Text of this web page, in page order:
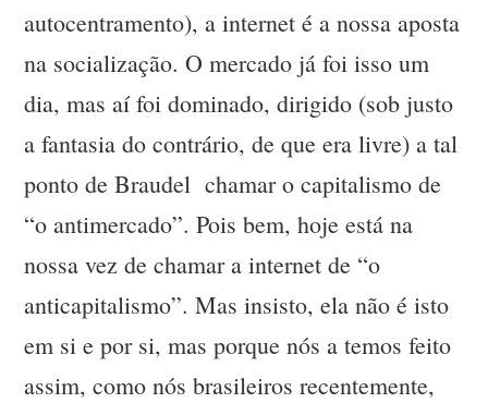
autocentramento), a internet é a nossa aposta
na socialização. O mercado já foi isso um
dia, mas aí foi dominado, dirigido (sob justo
a fantasia do contrário, de que era livre) a tal
ponto de Braudel chamar o capitalismo de
“o antimercado”. Pois bem, hoje está na
nossa vez de chamar a internet de “o
anticapitalismo”. Mas insisto, ela não é isto
em si e por si, mas porque nós a temos feito
assim, como nós brasileiros recentemente,